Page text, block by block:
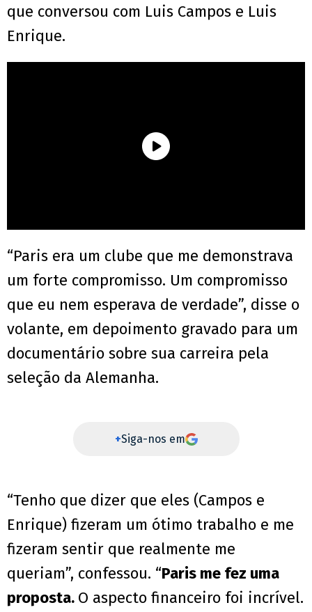
que conversou com Luis Campos e Luis
Enrique.
“Paris era um clube que me demonstrava
um forte compromisso. Um compromisso
que eu nem esperava de verdade”, disse o
volante, em depoimento gravado para um
documentário sobre sua carreira pela
seleção da Alemanha.
+Siga-nos em
“Tenho que dizer que eles (Campos e
Enrique) fizeram um ótimo trabalho e me
fizeram sentir que realmente me
queriam”, confessou. “Paris me fez uma
proposta. O aspecto financeiro foi incrível.